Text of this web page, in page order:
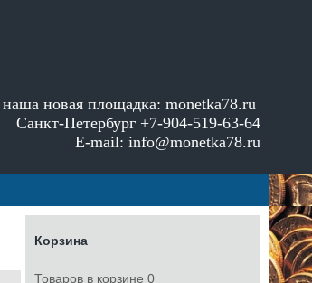
наша новая площадка: monetka78.ru
Санкт-Петербург +7-904-519-63-64
E-mail: info@monetka78.ru
Корзина
Товаров в корзине 0